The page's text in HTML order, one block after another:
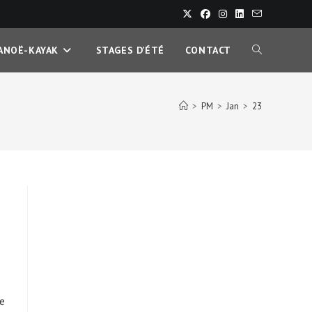
KAYAK STAGES D’ÉTÉ CONTACT TOGGLE
> PM > Jan > 23